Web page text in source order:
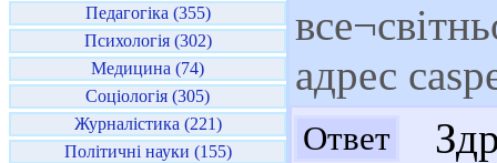
Педагогіка (355)
Психологія (302)
Медицина (74)
Соціологія (305)
Журналістика (221)
Політичні науки (155)
адрес
Ответ